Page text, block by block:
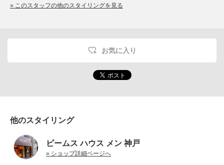
» このスタッフの他のスタイリングを見る
お気に入り
他のスタイリング
ビームス ハウス メン 神戸
» ショップ詳細ページへ